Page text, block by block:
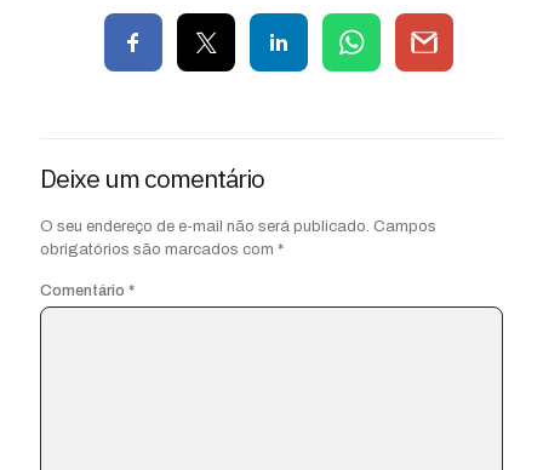
Deixe um comentário
O seu endereço de e-mail não será publicado. Campos
obrigatórios são marcados com *
Comentário *